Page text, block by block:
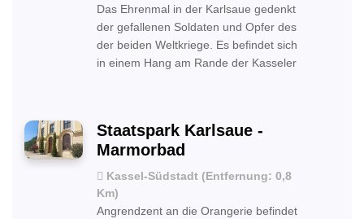
Das Ehrenmal in der Karlsaue gedenkt
der gefallenen Soldaten und Opfer des
der beiden Weltkriege. Es befindet sich
in einem Hang am Rande der Kasseler
Staatspark Karlsaue -
Marmorbad
Kassel-Südstadt (Entfernung: 0,8
Km)
Angrendzent an die Orangerie befindet